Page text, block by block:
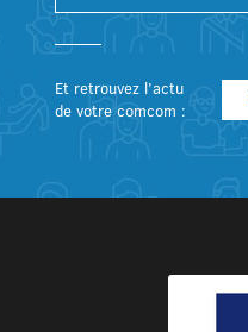
Et retrouvez l’actu
de votre comcom :